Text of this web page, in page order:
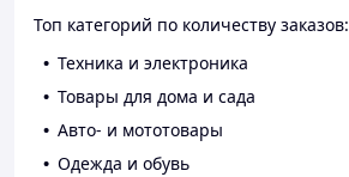
Топ категорий по количеству заказов:
Техника и электроника
Товары для дома и сада
Авто- и мототовары
Одежда и обувь